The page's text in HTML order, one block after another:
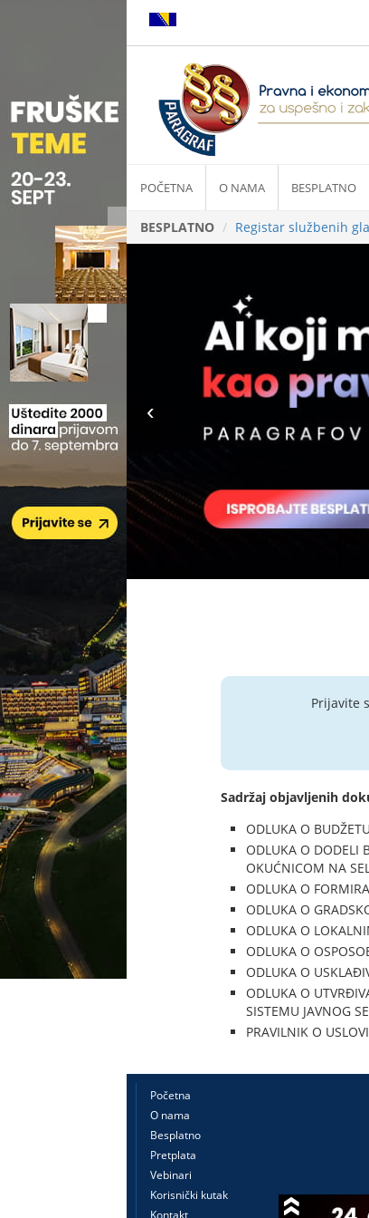
POČETNA O NAMA BESPLATNO
BESPLATNO Registar službenih
Prijavite
Sadržaj objavljenih
ODLUKA O
ODLUKA O DODELI
OKUĆNICOM NA
ODLUKA O
ODLUKA O
ODLUKA O
ODLUKA O
ODLUKA O
ODLUKA O
SISTEMU JAVNOG
PRAVILNIK O
Početna
O nama
Besplatno
Pretplata
Vebinari
Korisnički kutak